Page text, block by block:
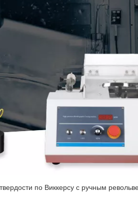
по Виккерсу с ручным